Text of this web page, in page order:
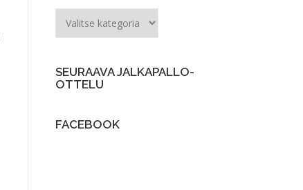
SEURAAVA JALKAPALLO-
OTTELU
FACEBOOK